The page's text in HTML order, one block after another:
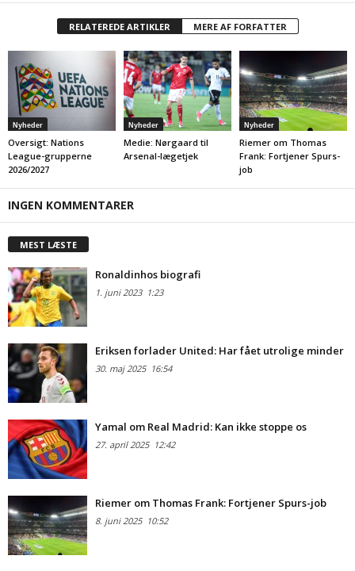
RELATEREDE ARTIKLER MERE AF FORFATTER
Nyheder
Oversigt: Nations
League-grupperne
2026/2027
Nyheder
Medie: Nørgaard til
Arsenal-lægetjek
Nyheder
Riemer om Thomas
Frank: Fortjener Spurs-
job
INGEN KOMMENTARER
MEST LÆSTE
Ronaldinhos biografi
1. juni 20231:23
Eriksen forlader United: Har fået utrolige minder
30. maj 202516:54
Yamal om Real Madrid: Kan ikke stoppe os
27. april 202512:42
Riemer om Thomas Frank: Fortjener Spurs-job
8. juni 202510:52